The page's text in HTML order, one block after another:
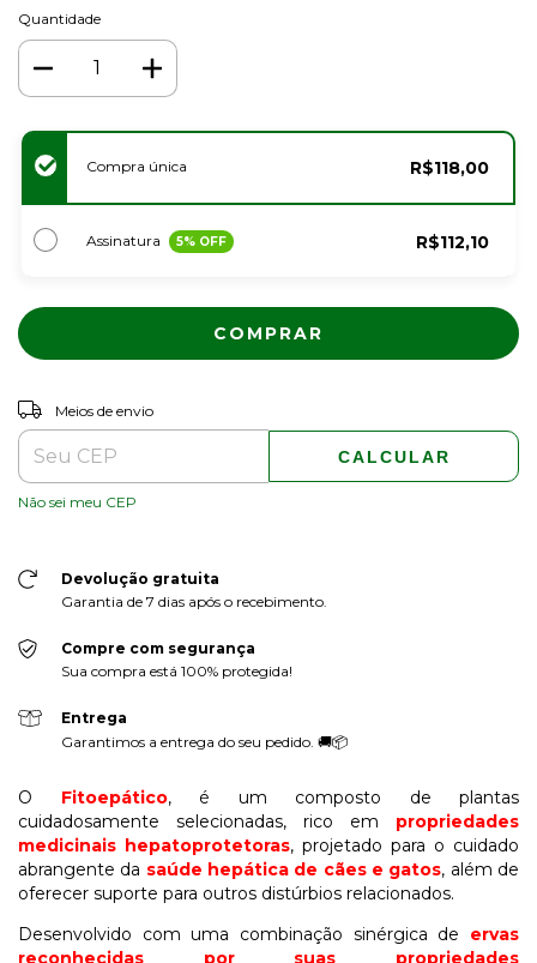
Quantidade
Compra única R$118,00
Assinatura 5% OFF R$112,10
Entregas para o CEP:
Meios de envio
CALCULAR
Não sei meu CEP
Devolução gratuita
Garantia de 7 dias após o recebimento.
Compre com segurança
Sua compra está 100% protegida!
Entrega
Garantimos a entrega do seu pedido. 🚚📦
O Fitoepático, é um composto de plantas
cuidadosamente selecionadas, rico em propriedades
medicinais hepatoprotetoras, projetado para o cuidado
abrangente da saúde hepática de cães e gatos, além de
oferecer suporte para outros distúrbios relacionados.
Desenvolvido com uma combinação sinérgica de ervas
reconhecidas por suas propriedades